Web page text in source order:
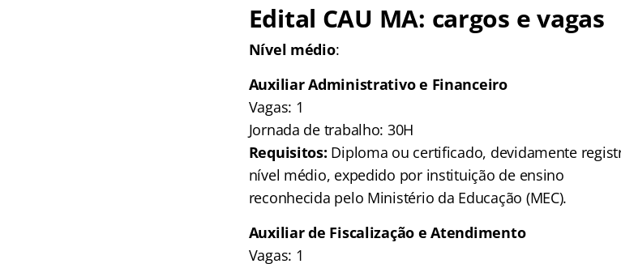
Edital CAU MA: cargos e vagas
Nível médio:
Auxiliar Administrativo e Financeiro
Vagas: 1
Jornada de trabalho: 30H
Requisitos: Diploma ou certificado, devidamente
nível médio, expedido por instituição de ensino
reconhecida pelo Ministério da Educação (MEC).
Auxiliar de Fiscalização e Atendimento
Vagas: 1